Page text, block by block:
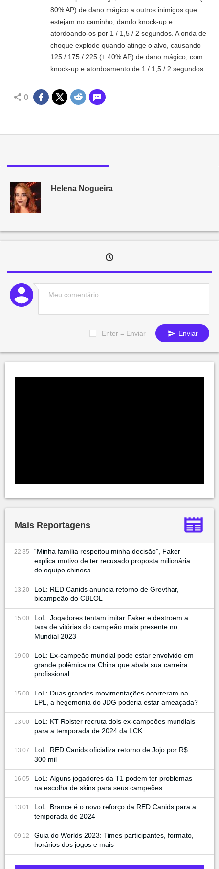
80% AP) de dano mágico a outros inimigos que
estejam no caminho, dando knock-up e
atordoando-os por 1 / 1,5 / 2 segundos. A onda de
choque explode quando atinge o alvo, causando
125 / 175 / 225 (+ 40% AP) de dano mágico, com
knock-up e atordoamento de 1 / 1,5 / 2 segundos.
0
Helena Nogueira
Enter = Enviar Enviar
Mais Reportagens
22:35
“Minha família respeitou minha decisão”, Faker
explica motivo de ter recusado proposta milionária
de equipe chinesa
13:20
LoL: RED Canids anuncia retorno de Grevthar,
bicampeão do CBLOL
15:00
LoL: Jogadores tentam imitar Faker e destroem a
taxa de vitórias do campeão mais presente no
Mundial 2023
19:00
LoL: Ex-campeão mundial pode estar envolvido em
grande polêmica na China que abala sua carreira
profissional
15:00
LoL: Duas grandes movimentações ocorreram na
LPL, a hegemonia do JDG poderia estar ameaçada?
13:00
LoL: KT Rolster recruta dois ex-campeões mundiais
para a temporada de 2024 da LCK
13:07
LoL: RED Canids oficializa retorno de Jojo por R$
300 mil
16:05
LoL: Alguns jogadores da T1 podem ter problemas
na escolha de skins para seus campeões
13:01
LoL: Brance é o novo reforço da RED Canids para a
temporada de 2024
09:12
Guia do Worlds 2023: Times participantes, formato,
horários dos jogos e mais